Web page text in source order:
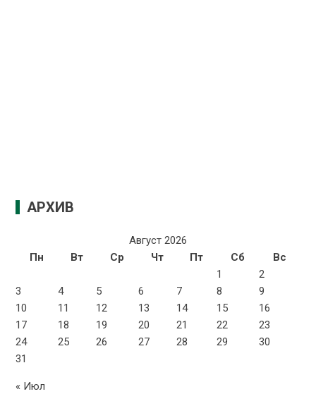
АРХИВ
Август 2026
Пн
Вт Ср Чт Пт Сб
Вс
1
2
3
4 5 6 7 8
9
10
11 12 13 14 15
16
17
18 19 20 21 22
23
24
25 26 27 28 29
30
31
« Июл